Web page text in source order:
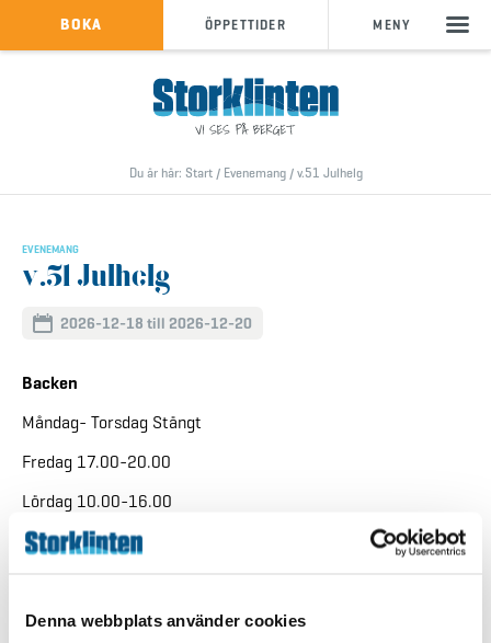
Denna webbplats använder cookies
KÖP SKIPASS
info@storklinten.se
•
Telefonbokning : 0928-40 000
ÖPPETTIDER
BOKA MENY
Du är här: Start/ Evenemang/ v.51 Julhelg
EVENEMANG
v.51 Julhelg
2026-12-18 till 2026-12-20
Backen
Måndag- Torsdag Stängt
Fredag 17.00-20.00
Lördag 10.00-16.00
Söndag 10.00-16.00
Öppettider uppdateras löpande